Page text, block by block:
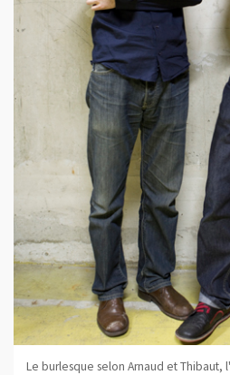
Le burlesque selon Arnaud et Thibaut,